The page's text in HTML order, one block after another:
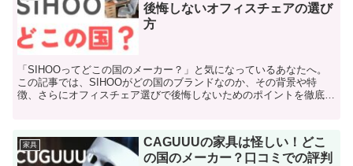
後悔しないオフィスチェアの選び
方
「SIHOOってどこの国のメーカー？」と気になっているあなたへ。
この記事では、SIHOOがどの国のブランドなのか、その背景や特
徴、さらにオフィスチェア選びで後悔しないためのポイントを徹底解
家具
CAGUUUの家具は怪しい！どこ
の国のメーカー？口コミでの評判